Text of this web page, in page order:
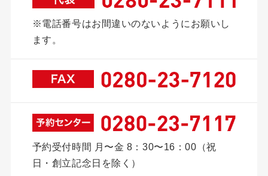
※電話番号はお間違いのないようにお願いし
ます。
予約受付時間 月〜金 8：30〜16：00 （祝
日・創立記念日を除く）